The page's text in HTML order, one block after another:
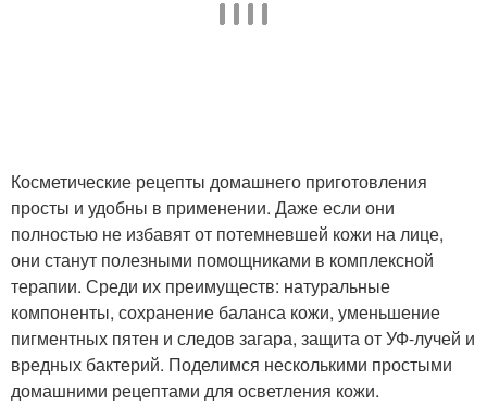
Косметические рецепты домашнего приготовления
просты и удобны в применении. Даже если они
полностью не избавят от потемневшей кожи на лице,
они станут полезными помощниками в комплексной
терапии. Среди их преимуществ: натуральные
компоненты, сохранение баланса кожи, уменьшение
пигментных пятен и следов загара, защита от УФ-лучей и
вредных бактерий. Поделимся несколькими простыми
домашними рецептами для осветления кожи.